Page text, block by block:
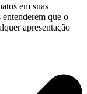
em suas
entenderem que o
apresentação